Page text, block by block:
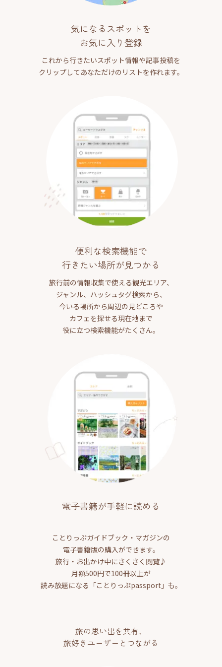
気になるスポットを
お気に入り登録
これから行きたいスポット情報や記事投稿を
クリップしてあなただけのリストを作れます。
便利な検索機能で
行きたい場所が見つかる
旅行前の情報収集で使える観光エリア、
ジャンル、ハッシュタグ検索から、
今いる場所から周辺の見どころや
カフェを探せる現在地まで
役に立つ検索機能がたくさん。
電子書籍が手軽に読める
ことりっぷガイドブック・マガジンの
電子書籍版の購入ができます。
旅行・お出かけ中にさくさく閲覧♪
月額500円で100冊以上が
読み放題になる「ことりっぷpassport」も。
旅の思い出を共有、
旅好きユーザーとつながる